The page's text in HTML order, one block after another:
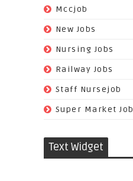
Mccjob
New Jobs
Nursing Jobs
Railway Jobs
Staff Nursejob
Super Market Job
Text Widget